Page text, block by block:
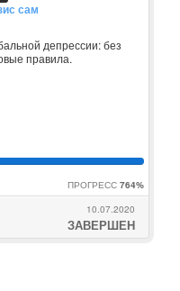
сам
депрессии: без
правила.
ПРОГРЕСС 764%
10.07.2020
ЗАВЕРШЕН